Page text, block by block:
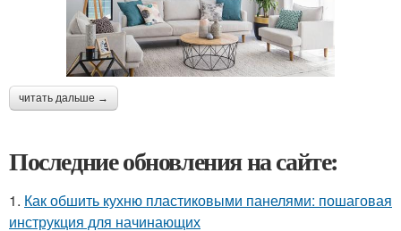
читать дальше →
Последние обновления на сайте:
1. Как обшить кухню пластиковыми панелями: пошаговая
инструкция для начинающих